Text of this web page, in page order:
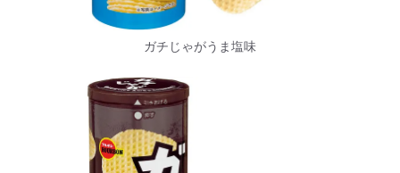
ガチじゃがうま塩味